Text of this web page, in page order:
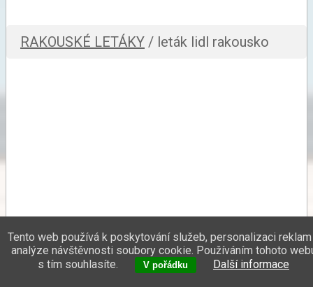
RAKOUSKÉ LETÁKY / leták lidl rakousko
Tento web používá k poskytování služeb, personalizaci reklam
analýze návštěvnosti soubory cookie. Používáním tohoto
s tím souhlasíte.
V pořádku Další informace